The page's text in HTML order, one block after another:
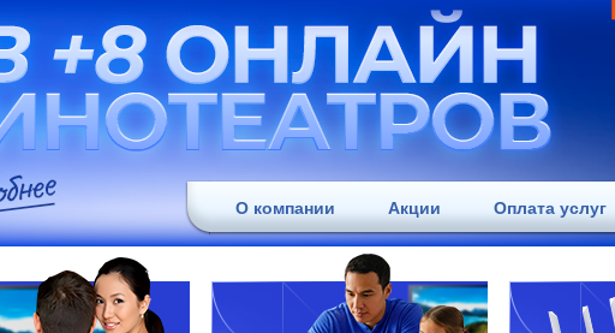
О компании Акции Оплата услуг